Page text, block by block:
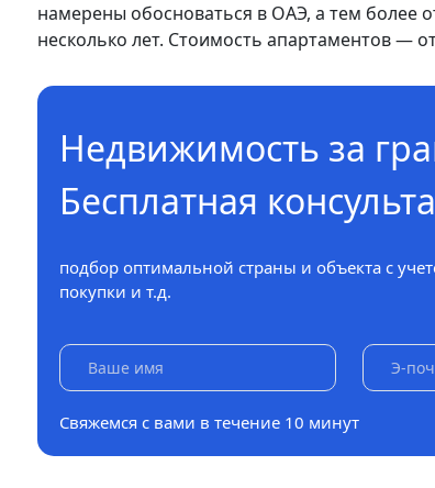
намерены обосноваться в ОАЭ, а тем более
несколько лет. Стоимость апартаментов —
Недвижимость за
Бесплатная
подбор оптимальной страны и объекта с
покупки и т.д.
Свяжемся с вами в течение 10 минут